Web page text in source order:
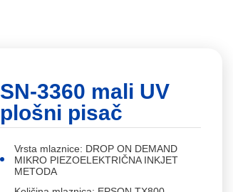
SN-3360 mali UV
plošni pisač
Vrsta mlaznice: DROP ON DEMAND
MIKRO PIEZOELEKTRIČNA INKJET
METODA